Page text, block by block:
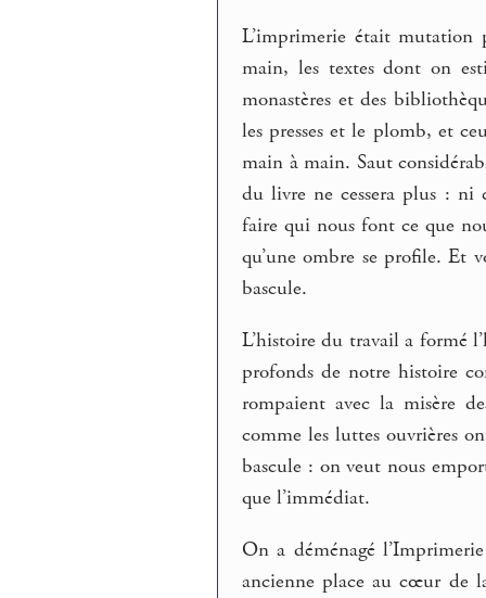
L’imprimerie était mutation
main, les textes dont on
monastères et des
les presses et le plomb, et
main à main. Saut
du livre ne cessera plus : ni
faire qui nous font ce que
qu’une ombre se profile. Et
bascule.
L’histoire du travail a formé
profonds de notre histoire
rompaient avec la misère
comme les luttes ouvrières
bascule : on veut nous
que l’immédiat.
On a déménagé
ancienne place au cœur de